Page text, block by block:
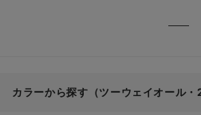
カラーから探す（ツーウェイオール・